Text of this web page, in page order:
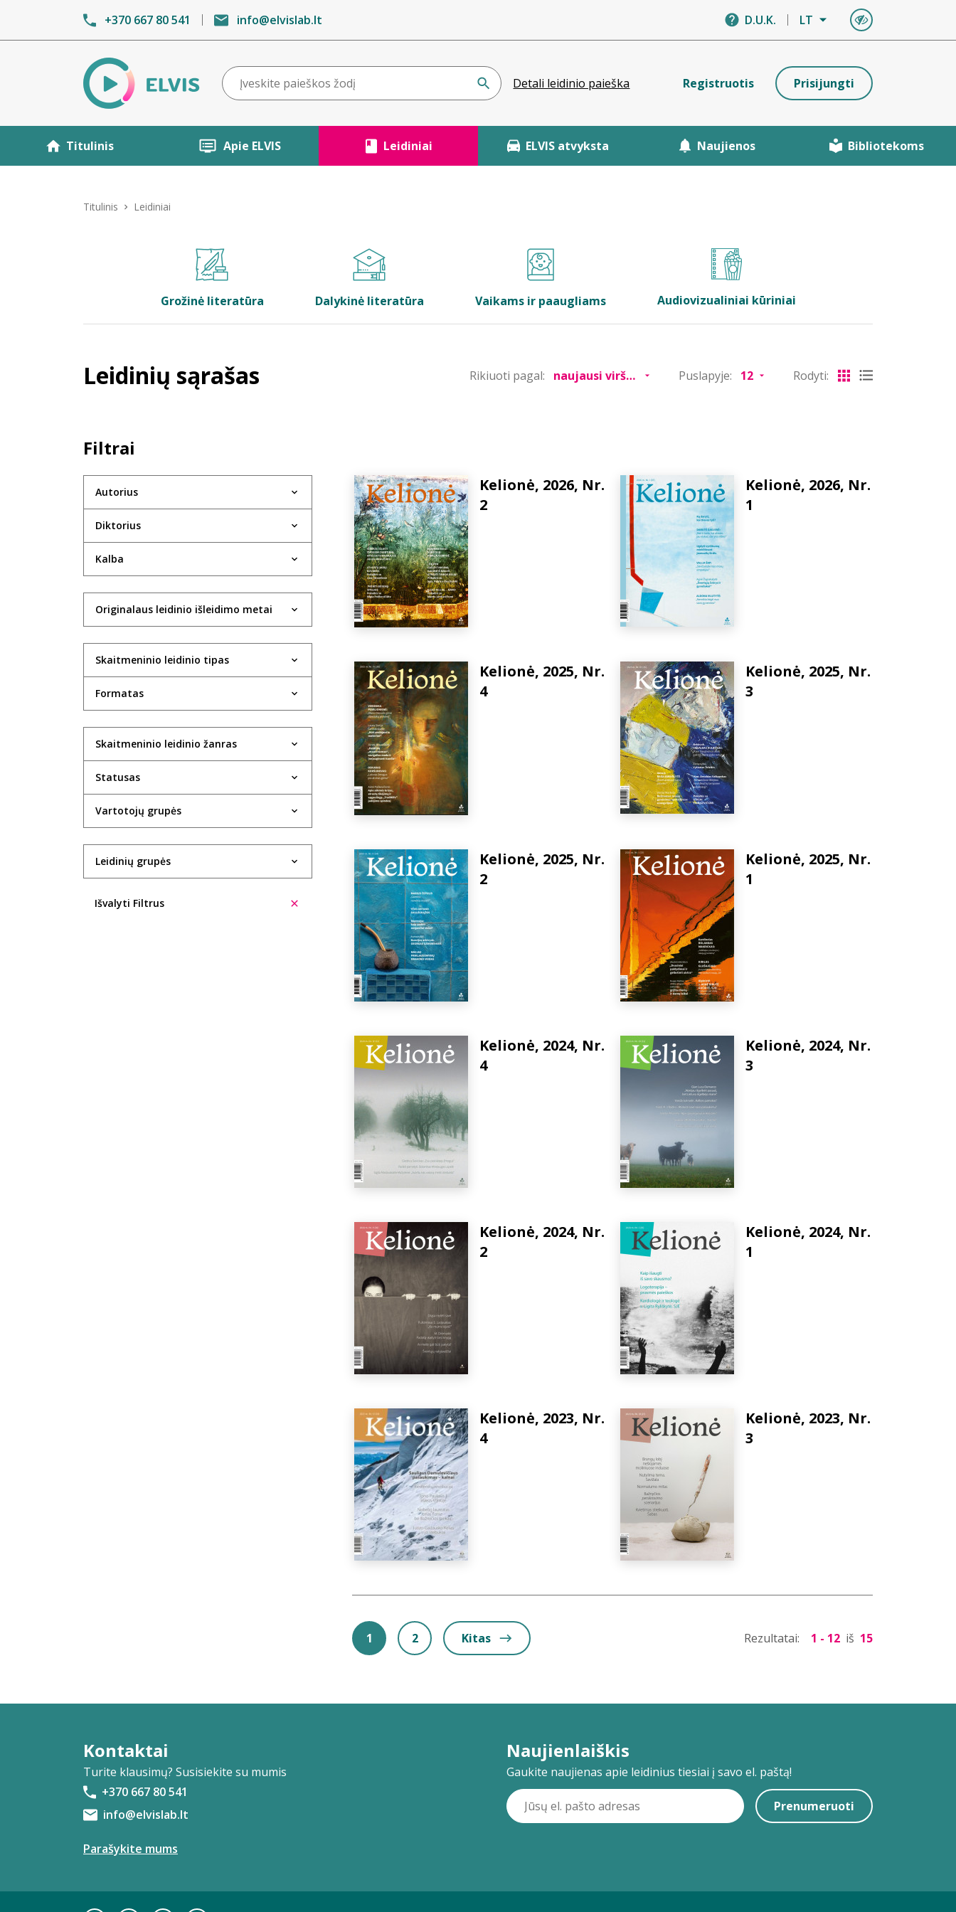
+370 667 80 541 info@elvislab.lt D.U.K. LT
Detali leidinio paieška Registruotis Prisijungti
Titulinis Apie ELVIS Leidiniai ELVIS atvyksta Naujienos Bibliotekoms
Titulinis Leidiniai
Grožinė literatūra Dalykinė literatūra Vaikams ir paaugliams Audiovizualiniai kūriniai
Leidinių sąrašas Rikiuoti pagal: Puslapyje: Rodyti:
Filtrai
Autorius
Diktorius
Kalba
Originalaus leidinio išleidimo metai
Skaitmeninio leidinio tipas
Formatas
Skaitmeninio leidinio žanras
Statusas
Vartotojų grupės
Leidinių grupės
Išvalyti Filtrus
Kelionė, 2026, Nr.
2
Kelionė, 2026, Nr.
1
Kelionė, 2025, Nr.
4
Kelionė, 2025, Nr.
3
Kelionė, 2025, Nr.
2
Kelionė, 2025, Nr.
1
Kelionė, 2024, Nr.
4
Kelionė, 2024, Nr.
3
Kelionė, 2024, Nr.
2
Kelionė, 2024, Nr.
1
Kelionė, 2023, Nr.
4
Kelionė, 2023, Nr.
3
1 2 Kitas Rezultatai: 1 - 12 iš 15
Kontaktai
Turite klausimų? Susisiekite su mumis
+370 667 80 541
info@elvislab.lt
Parašykite mums
Naujienlaiškis
Gaukite naujienas apie leidinius tiesiai į savo el. paštą!
Prenumeruoti